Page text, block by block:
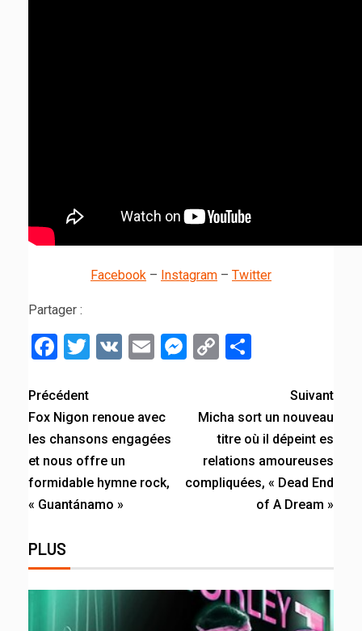
Facebook – Instagram – Twitter
Partager :
Facebook
Twitter
VK EmailMessenger
Copy
Précédent
Fox Nigon renoue avec
les chansons engagées
et nous offre un
formidable hymne rock,
« Guantánamo »
Suivant
Micha sort un nouveau
titre où il dépeint es
relations amoureuses
compliquées, « Dead End
of A Dream »
PLUS